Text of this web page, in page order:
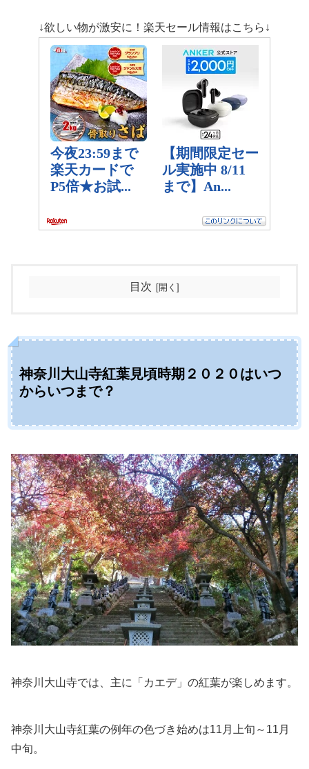
↓欲しい物が激安に！楽天セール情報はこちら↓
目次
神奈川大山寺紅葉見頃時期２０２０はいつ
からいつまで？
神奈川大山寺では、主に「カエデ」の紅葉が楽しめます。
神奈川大山寺紅葉の例年の色づき始めは11月上旬～11月
中旬。